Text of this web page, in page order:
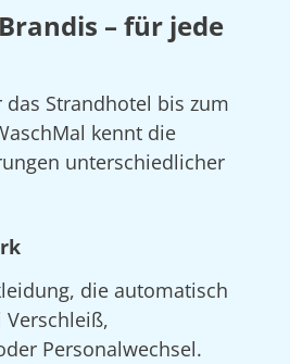
– für jede
Strandhotel bis zum
kennt die
unterschiedlicher
die automatisch
Verschleiß,
Personalwechsel.